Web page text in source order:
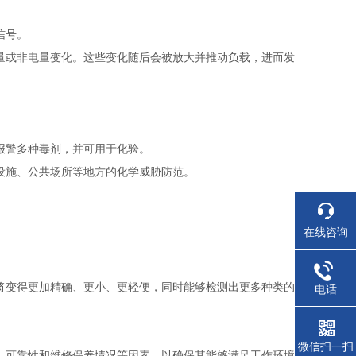
。
非电量变化。这些变化随后会被放大并推动负载，进而发
多种毒剂，并可用于化验。
、公共场所等地方的化学威胁防范。
得更加精确、更小、更轻便，同时能够检测出更多种类的
在线咨询
电话
微信扫一扫